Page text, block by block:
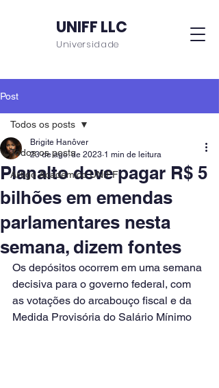
UNIFF LLC
Universidade
Post
Todos os posts
Artigo Acadêmico UNIFF
Todos os posts
Planalto deve pagar R$ 5
bilhões em emendas
parlamentares nesta
semana, dizem fontes
Brigite Hanôver
23 de ago. de 2023 1 min de leitura
Os depósitos ocorrem em uma semana
decisiva para o governo federal, com
as votações do arcabouço fiscal e da
Medida Provisória do Salário Mínimo